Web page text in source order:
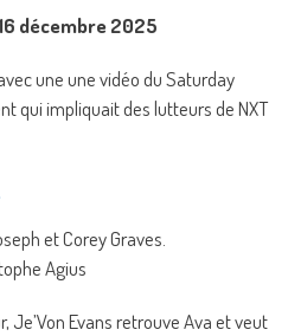
décembre 2025
une une vidéo du Saturday
qui impliquait des lutteurs de NXT
et Corey Graves.
Agius
Evans retrouve Ava et veut